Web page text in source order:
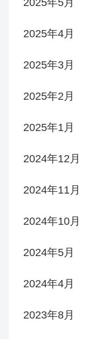
2025年4月
2025年3月
2025年2月
2025年1月
2024年12月
2024年11月
2024年10月
2024年5月
2024年4月
2023年8月